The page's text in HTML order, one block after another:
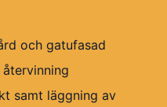
och gatufasad
samt läggning av